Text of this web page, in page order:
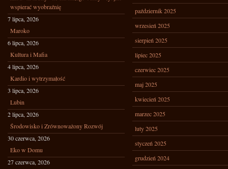
wspierać wyobraźnię
7 lipca, 2026
Maroko
6 lipca, 2026
Kultura i Mafia
4 lipca, 2026
Kardio i wytrzymałość
3 lipca, 2026
Lubin
2 lipca, 2026
Środowisko i Zrównoważony Rozwój
30 czerwca, 2026
Eko w Domu
27 czerwca, 2026
październik 2025
wrzesień 2025
sierpień 2025
lipiec 2025
czerwiec 2025
maj 2025
kwiecień 2025
marzec 2025
luty 2025
styczeń 2025
grudzień 2024